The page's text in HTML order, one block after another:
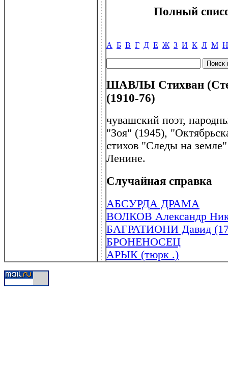
Полный
А Б В Г Д Е Ж З И К Л М Н
ШАВЛЫ Стихван
(1910-76)
чувашский поэт,
"Зоя" (1945),
стихов "Следы на
Ленине.
Случайная справка
АБСУРДА ДРАМА
ВОЛКОВ Александр
БАГРАТИОНИ Давид
БРОНЕНОСЕЦ
АРЫК (тюрк .)